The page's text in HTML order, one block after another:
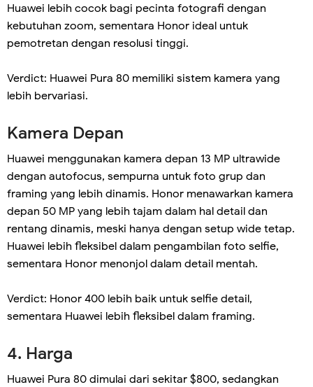
Huawei lebih cocok bagi pecinta fotografi dengan
kebutuhan zoom, sementara Honor ideal untuk
pemotretan dengan resolusi tinggi.
Verdict: Huawei Pura 80 memiliki sistem kamera yang
lebih bervariasi.
Kamera Depan
Huawei menggunakan kamera depan 13 MP ultrawide
dengan autofocus, sempurna untuk foto grup dan
framing yang lebih dinamis. Honor menawarkan kamera
depan 50 MP yang lebih tajam dalam hal detail dan
rentang dinamis, meski hanya dengan setup wide tetap.
Huawei lebih fleksibel dalam pengambilan foto selfie,
sementara Honor menonjol dalam detail mentah.
Verdict: Honor 400 lebih baik untuk selfie detail,
sementara Huawei lebih fleksibel dalam framing.
4. Harga
Huawei Pura 80 dimulai dari sekitar $800, sedangkan